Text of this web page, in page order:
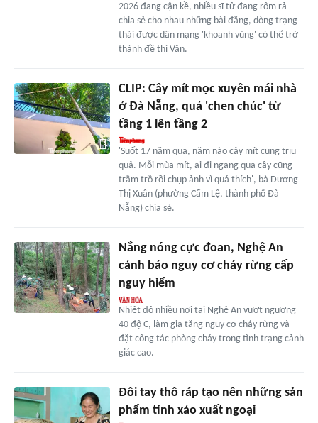
2026 đang cận kề, nhiều sĩ tử đang rôm rả
chia sẻ cho nhau những bài đăng, dòng trạng
thái được dân mạng 'khoanh vùng' có thể trở
thành đề thi Văn.
CLIP: Cây mít mọc xuyên mái nhà
ở Đà Nẵng, quả 'chen chúc' từ
tầng 1 lên tầng 2
'Suốt 17 năm qua, năm nào cây mít cũng trĩu
quả. Mỗi mùa mít, ai đi ngang qua cây cũng
trầm trồ rồi chụp ảnh vì quá thích', bà Dương
Thị Xuân (phường Cẩm Lệ, thành phố Đà
Nẵng) chia sẻ.
Nắng nóng cực đoan, Nghệ An
cảnh báo nguy cơ cháy rừng cấp
nguy hiểm
Nhiệt độ nhiều nơi tại Nghệ An vượt ngưỡng
40 độ C, làm gia tăng nguy cơ cháy rừng và
đặt công tác phòng cháy trong tình trạng cảnh
giác cao.
Đôi tay thô ráp tạo nên những sản
phẩm tinh xảo xuất ngoại